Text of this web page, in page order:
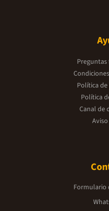
Política
Política
Canal de
Formulario